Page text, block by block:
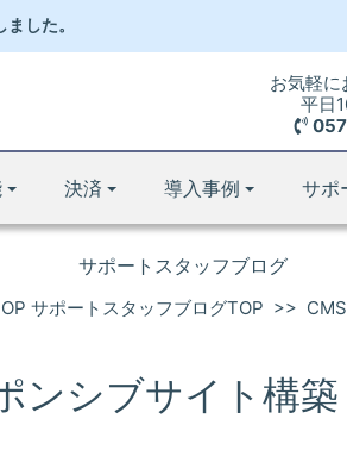
ました。
お気軽に
平日
決済 導入事例 サポ
サポートスタッフブログ
サポートスタッフブログTOP >>
ンシブサイト構築